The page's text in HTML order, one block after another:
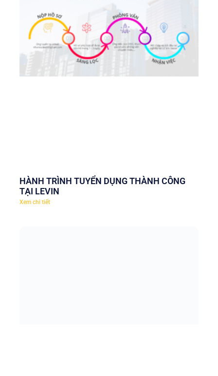
HÀNH TRÌNH TUYỂN DỤNG THÀNH CÔNG
TẠI LEVIN
Xem chi tiết